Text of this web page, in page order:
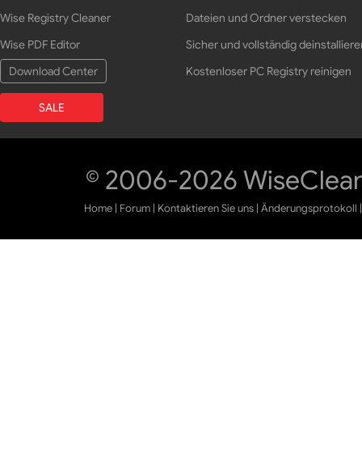
Wise Registry Cleaner
Wise PDF Editor
Download Center
SALE
Dateien und Ordner verstecken
Sicher und vollständig
Kostenloser PC Registry reinigen
© 2006-2026
Home | Forum | Kontaktieren Sie uns |Änderungsprotokoll